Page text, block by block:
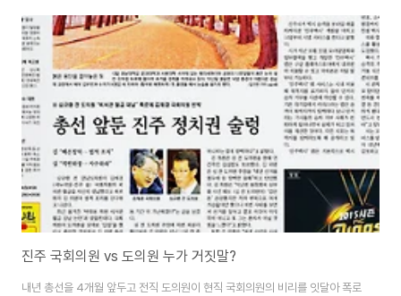
4,736,980명이 사전투표를 하였는데, 전체 투표참가 유권자의 11.5%가 사
전 투표를 하였습니다. 선거 당일 투표는 지정된 투표소에서만 할 수 있는데 비
하여 사전투표는 전국의 사전투표소에서 할 수 있고 과거 부재자 투표와 같은
사전신고도 필요 없기 때문에 매우 편리한 투표제도인 것은 분명합니다. 이번
20대 총선 사전투표는 4월 8..
진주 국회의원 vs 도의원 누가 거짓말?
내년 총선을 4개월 앞두고 전직 도의원이 현직 국회의원의 비리를 잇달아 폭로